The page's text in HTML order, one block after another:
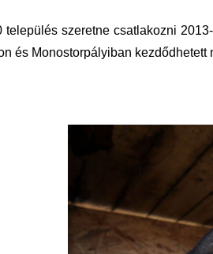
település szeretne csatlakozni
és Monostorpályiban